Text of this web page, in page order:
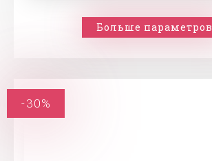
Больше параметров
-30%